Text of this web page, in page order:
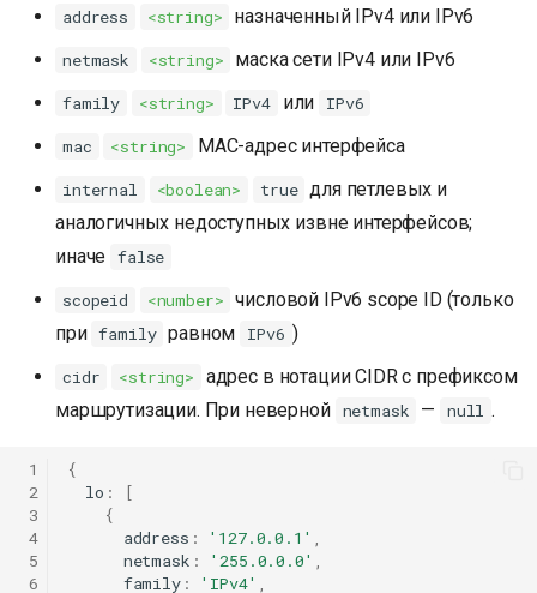
address <string> назначенный IPv4 или IPv6
netmask <string> маска сети IPv4 или IPv6
family <string> IPv4 или
IPv6
mac
<string> MAC-адрес интерфейса
internal <boolean> true для петлевых и
аналогичных недоступных извне интерфейсов;
иначе false
scopeid
<number> числовой IPv6 scope ID (только
при family равном IPv6 )
cidr <string>
адрес в нотации CIDR с префиксом
маршрутизации. При неверной netmask — null .
1
2
3
4
5
6
{
lo :
[
{
address : '127.0.0.1' ,
netmask : '255.0.0.0' ,
family: 'IPv4' ,